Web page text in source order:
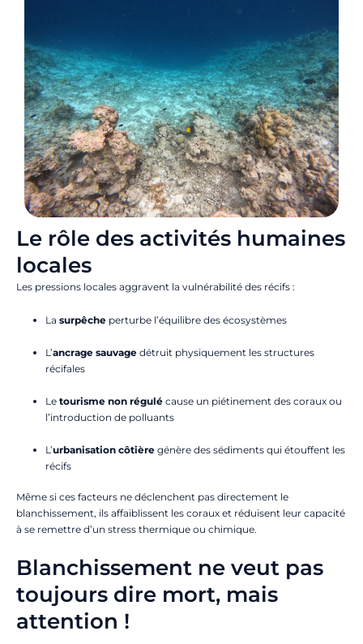
Le rôle des activités humaines
locales
Les pressions locales aggravent la vulnérabilité des récifs :
La surpêche perturbe l’équilibre des écosystèmes
L’ancrage sauvage détruit physiquement les structures
récifales
Le tourisme non régulé cause un piétinement des coraux ou
l’introduction de polluants
L’urbanisation côtière génère des sédiments qui étouffent les
récifs
Même si ces facteurs ne déclenchent pas directement le
blanchissement, ils affaiblissent les coraux et réduisent leur capacité
à se remettre d’un stress thermique ou chimique.
Blanchissement ne veut pas
toujours dire mort, mais
attention !